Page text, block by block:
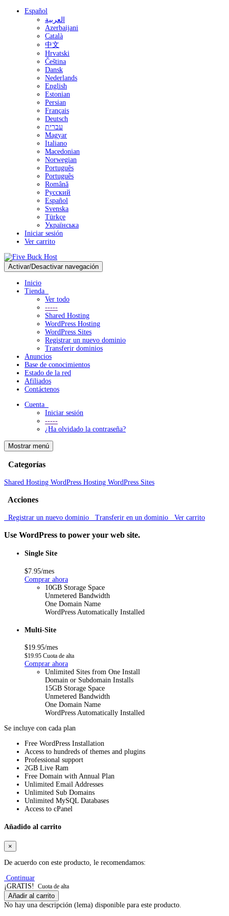
Español
العربية
Azerbaijani
Català
中文
Hrvatski
Čeština
Dansk
Nederlands
English
Estonian
Persian
Français
Deutsch
עברית
Magyar
Italiano
Macedonian
Norwegian
Português
Português
Română
Русский
Español
Svenska
Türkçe
Українська
Iniciar sesión
Ver carrito
Activar/Desactivar navegación
Inicio
Tienda
Ver todo
-----
Shared Hosting
WordPress Hosting
WordPress Sites
Registrar un nuevo dominio
Transferir dominios
Anuncios
Base de conocimientos
Estado de la red
Afiliados
Contáctenos
Cuenta
Iniciar sesión
-----
¿Ha olvidado la contraseña?
Mostrar menú
Categorías
Shared Hosting WordPress Hosting WordPress Sites
Acciones
Registrar un nuevo dominio Transferir en un dominio Ver carrito
Use WordPress to power your web site.
Single Site
$7.95/mes
Comprar ahora
10GB Storage Space
Unmetered Bandwidth
One Domain Name
WordPress Automatically Installed
Multi-Site
$19.95/mes
$19.95 Cuota de alta
Comprar ahora
Unlimited Sites from One Install
Domain or Subdomain Installs
15GB Storage Space
Unmetered Bandwidth
One Domain Name
WordPress Automatically Installed
Se incluye con cada plan
Free WordPress Installation
Access to hundreds of themes and plugins
Professional support
2GB Live Ram
Free Domain with Annual Plan
Unlimited Email Addresses
Unlimited Sub Domains
Unlimited MySQL Databases
Access to cPanel
Añadido al carrito
×
De acuerdo con este producto, le recomendamos:
Continuar
¡GRATIS!
Cuota de alta
Añadir al carrito
No hay una descripción (lema) disponible para este producto.